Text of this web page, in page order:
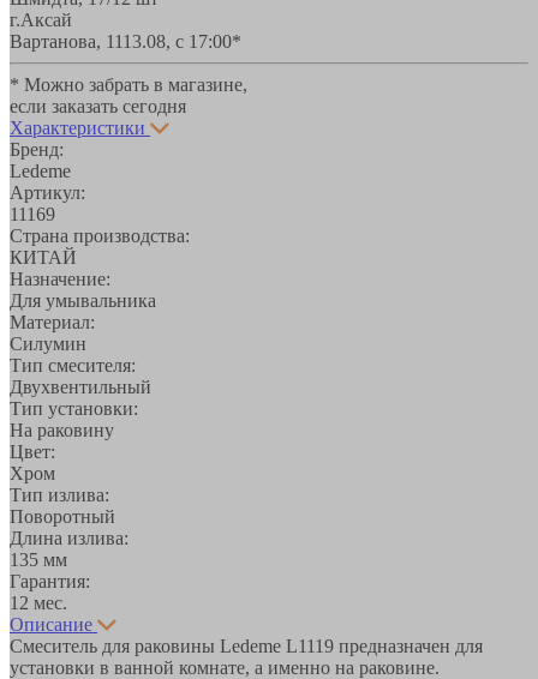
г.Аксай
Вартанова, 1113.08, с 17:00*
* Можно забрать в магазине,
если заказать сегодня
Характеристики
Бренд:
Ledeme
Артикул:
11169
Страна производства:
КИТАЙ
Назначение:
Для умывальника
Материал:
Силумин
Тип смесителя:
Двухвентильный
Тип установки:
На раковину
Цвет:
Хром
Тип излива:
Поворотный
Длина излива:
135 мм
Гарантия:
12 мес.
Описание
Смеситель для раковины Ledeme L1119 предназначен для
установки в ванной комнате, а именно на раковине.